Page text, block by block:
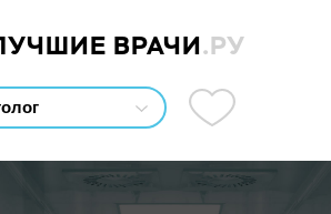
ВРАЧИ.РУ